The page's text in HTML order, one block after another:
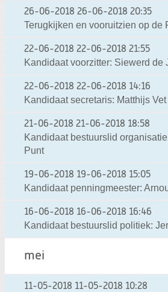
26-06-2018 26-06-2018 20:35
Terugkijken en vooruitzien op de
22-06-2018 22-06-2018 21:55
Kandidaat voorzitter: Siewerd de
22-06-2018 22-06-2018 14:16
Kandidaat secretaris: Matthijs Vet
21-06-2018 21-06-2018 18:58
Kandidaat bestuurslid
Punt
19-06-2018 19-06-2018 15:05
Kandidaat penningmeester:
16-06-2018 16-06-2018 16:46
Kandidaat bestuurslid politiek:
mei
11-05-2018 11-05-2018 10:28